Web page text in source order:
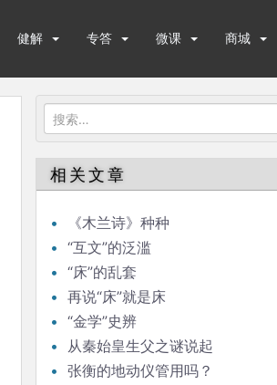
健解 专答 微课 商城
搜
索：
相关文章
《木兰诗》种种
“互文”的泛滥
“床”的乱套
再说“床”就是床
“金学”史辨
从秦始皇生父之谜说起
张衡的地动仪管用吗？